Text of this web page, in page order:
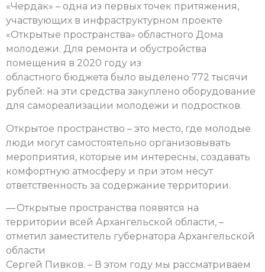
«Чердак» – одна из первых точек притяжения,
участвующих в инфраструктурном проекте
«Открытые пространства» областного Дома
молодежи. Для ремонта и обустройства
помещения в 2020 году из
областного бюджета было выделено 772 тысячи
рублей: на эти средства закуплено оборудование
для самореализации молодежи и подростков.
Открытое пространство – это место, где молодые
люди могут самостоятельно организовывать
мероприятия, которые им интересны, создавать
комфортную атмосферу и при этом несут
ответственность за содержание территории.
— Открытые пространства появятся на
территории всей Архангельской области, –
отметил заместитель губернатора Архангельской
области
Сергей Пивков. – В этом году мы рассматриваем